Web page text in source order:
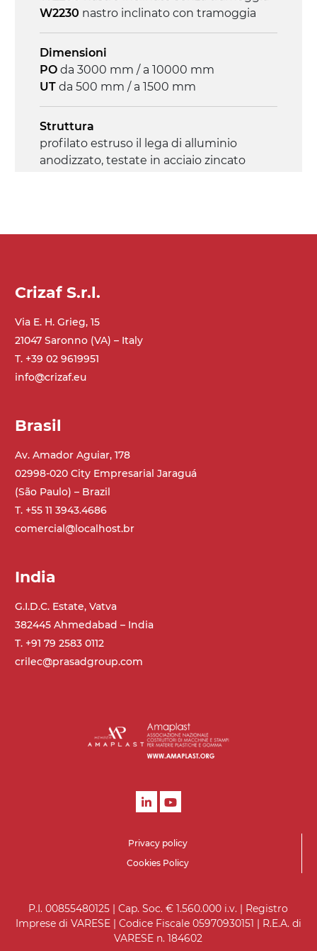
Velocità
Controllo
on/off, E-Stop, protezione termica motore
W2230 nastro inclinato con tramoggia
Dimensioni
PO da 3000 mm / a 10000 mm
UT da 500 mm / a 1500 mm
Struttura
profilato estruso il lega di alluminio
anodizzato, testate in acciaio zincato
anodizzato
cannocchiali e snodi in acciaio zincato
gambe in tubolare in metallo zincato,
ruote pivottanti con/senza freno (2+2)
Tappeto
Trasmissione
diretta in traino (lato sinistro), riduttore
con frizione, motore asincrono trifase
multi tensione 230/400Vac-50Hz-3F
Controllo
on/off, E-Stop, protezione termica motore
Crizaf S.r.l.
Via E. H. Grieg, 15
21047 Saronno (VA) – Italy
T. +39 02 9619951
info@crizaf.eu
Brasil
Av. Amador Aguiar, 178
02998-020 City Empresarial Jaraguá
(São Paulo) – Brazil
T. +55 11 3943.4686
comercial@localhost.br
India
G.I.D.C. Estate, Vatva
382445 Ahmedabad – India
T. +91 79 2583 0112
crilec@prasadgroup.com
Privacy policy
Cookies Policy
P.I. 00855480125 | Cap. Soc. € 1.560.000 i.v. | Registro
Imprese di VARESE | Codice Fiscale 05970930151 | R.E.A. di
VARESE n. 184602